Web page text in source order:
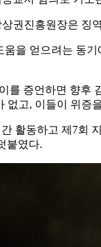
권진흥원장은 징
을 얻으려는 동
를 증언하면 향후
없고, 이들이 위증
활동하고 제7회
붙였다.